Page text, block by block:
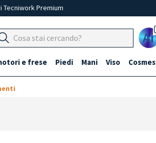
Tecniwork Premium
Ai
e frese Piedi Mani Viso